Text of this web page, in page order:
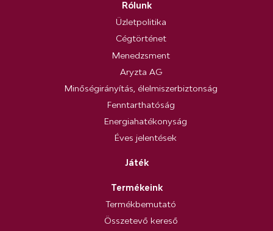
Rólunk
Üzletpolitika
Cégtörténet
Menedzsment
Aryzta AG
Minőségirányítás, élelmiszerbiztonság
Fenntarthatóság
Energiahatékonyság
Éves jelentések
Játék
Termékeink
Termékbemutató
Összetevő kereső